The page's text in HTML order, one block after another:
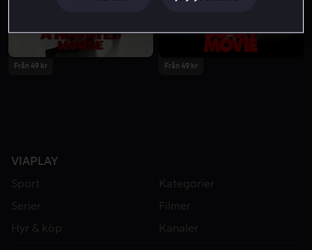
Från 49 kr Från 49 kr
VIAPLAY
Sport
Kategorier
Serier
Filmer
Hyr & köp
Kanaler